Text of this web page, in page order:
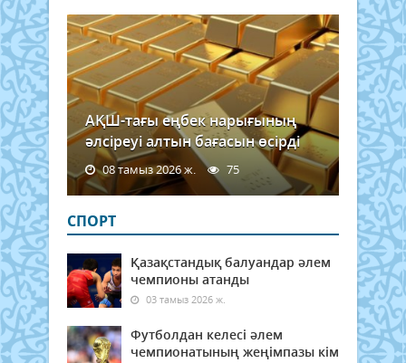
АҚШ-тағы еңбек нарығының
әлсіреуі алтын бағасын өсірді
08 тамыз 2026 ж. 75
СПОРТ
Қазақстандық балуандар әлем
чемпионы атанды
03 тамыз 2026 ж.
Футболдан келесі әлем
чемпионатының жеңімпазы кім